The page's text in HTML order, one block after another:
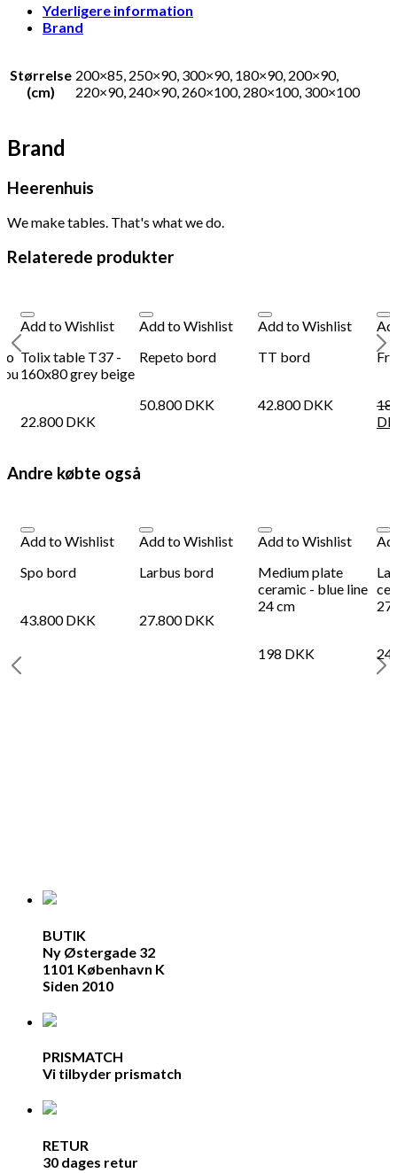
Yderligere information
Brand
Størrelse
(cm)
200×85, 250×90, 300×90, 180×90, 200×90,
220×90, 240×90, 260×100, 280×100, 300×100
Brand
Heerenhuis
We make tables. That's what we do.
Relaterede produkter
Add to Wishlist
Tolix table T37 -
160x80 grey beige
22.800DKK
Add to Wishlist
Repeto bord
50.800DKK
Add to Wishlist
TT bord
42.800DKK
Andre købte også
Add to Wishlist
Spo bord
43.800DKK
Add to Wishlist
Larbus bord
27.800DKK
Add to Wishlist
Medium plate
ceramic - blue line
24 cm
198 DKK
BUTIK
Ny Østergade 32
1101 København K
Siden 2010
PRISMATCH
Vi tilbyder prismatch
RETUR
30 dages retur